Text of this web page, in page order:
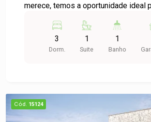
merece, temos a oportunidade ideal
novo condomínio fechado, perfeito
valoriza privacidade e tranquilidade. Com 227m²
de área construída, esta residência é
momentos de lazer e convivência,
agitação do dia a dia. O projeto da casa é
3
Dorm.
1
Suite
1
Banho
Cód. 15124